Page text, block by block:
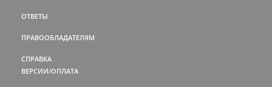
ОТВЕТЫ
ПРАВООБЛАДАТЕЛЯМ
СПРАВКА
ВЕРСИИ/ОПЛАТА